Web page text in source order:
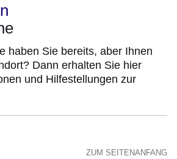
haben Sie bereits, aber Ihnen
Dann erhalten Sie hier
und Hilfestellungen zur
ZUM SEITENANFANG